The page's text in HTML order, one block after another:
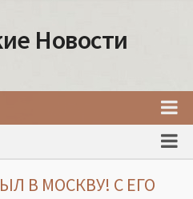
Новости
В МОСКВУ! С ЕГО